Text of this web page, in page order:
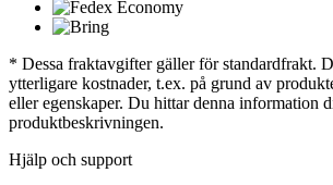
* Dessa fraktavgifter gäller för standardfrakt.
ytterligare kostnader, t.ex. på grund av
eller egenskaper. Du hittar denna information
produktbeskrivningen.
Hjälp och support